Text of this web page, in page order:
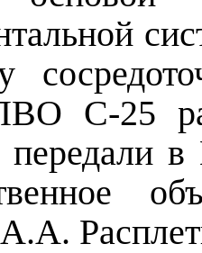
С-25
передали